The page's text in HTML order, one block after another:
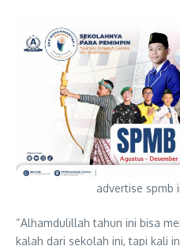
advertise spmb
“Alhamdulillah tahun ini bisa
kalah dari sekolah ini, tapi kali